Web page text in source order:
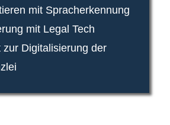
mit Spracherkennung
mit Legal Tech
zur Digitalisierung der